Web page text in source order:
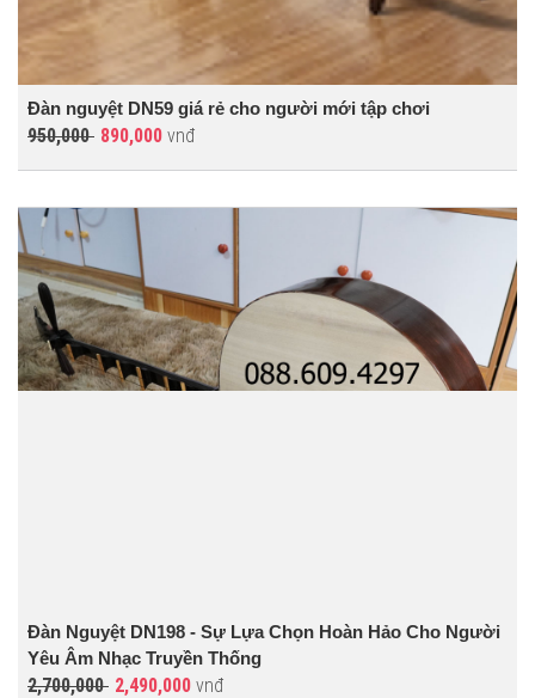
Đàn nguyệt DN59 giá rẻ cho người mới tập chơi
950,000 890,000 vnđ
Đàn Nguyệt DN198 - Sự Lựa Chọn Hoàn Hảo Cho Người
Yêu Âm Nhạc Truyền Thống
2,700,000 2,490,000 vnđ